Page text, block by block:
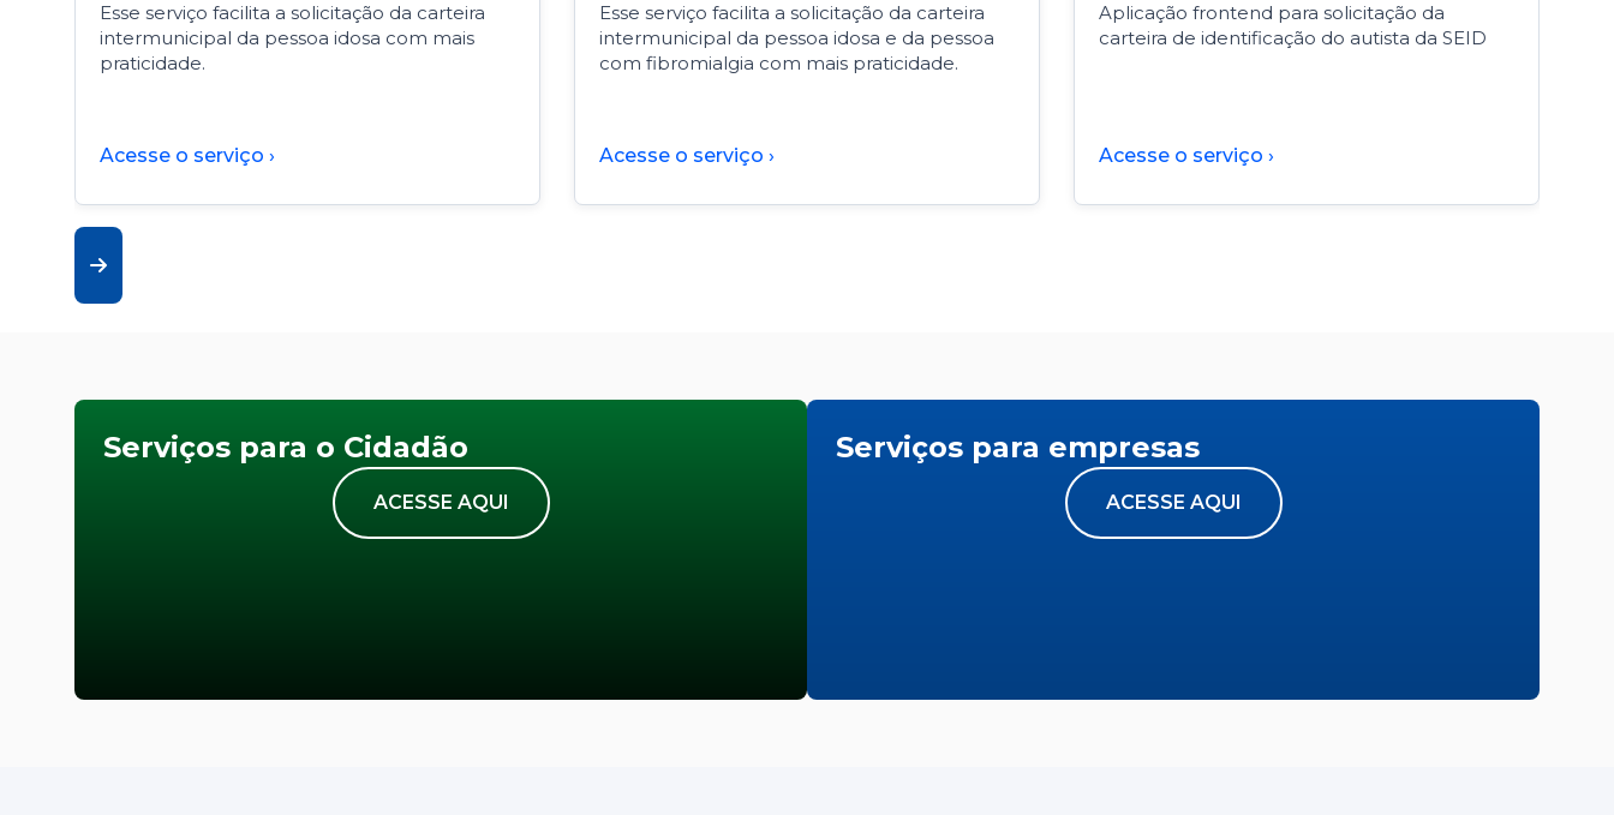
Esse serviço facilita a solicitação da carteira
intermunicipal da pessoa idosa com mais
praticidade.
Acesse o serviço ›
Esse serviço facilita a solicitação da carteira
intermunicipal da pessoa idosa e da pessoa
com fibromialgia com mais praticidade.
Acesse o serviço ›
Aplicação frontend para solicitação da
carteira de identificação do autista da SEID
Acesse o serviço ›
Serviços para o Cidadão
ACESSE AQUI
Serviços para empresas
ACESSE AQUI